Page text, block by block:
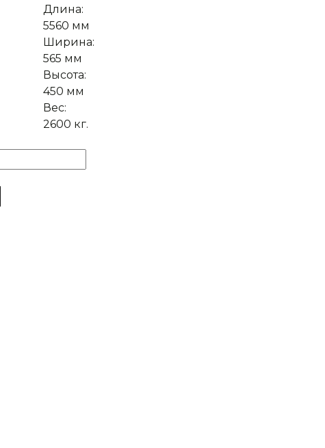
Длина:
5560 мм
Ширина:
565 мм
Высота:
450 мм
Вес:
2600 кг.